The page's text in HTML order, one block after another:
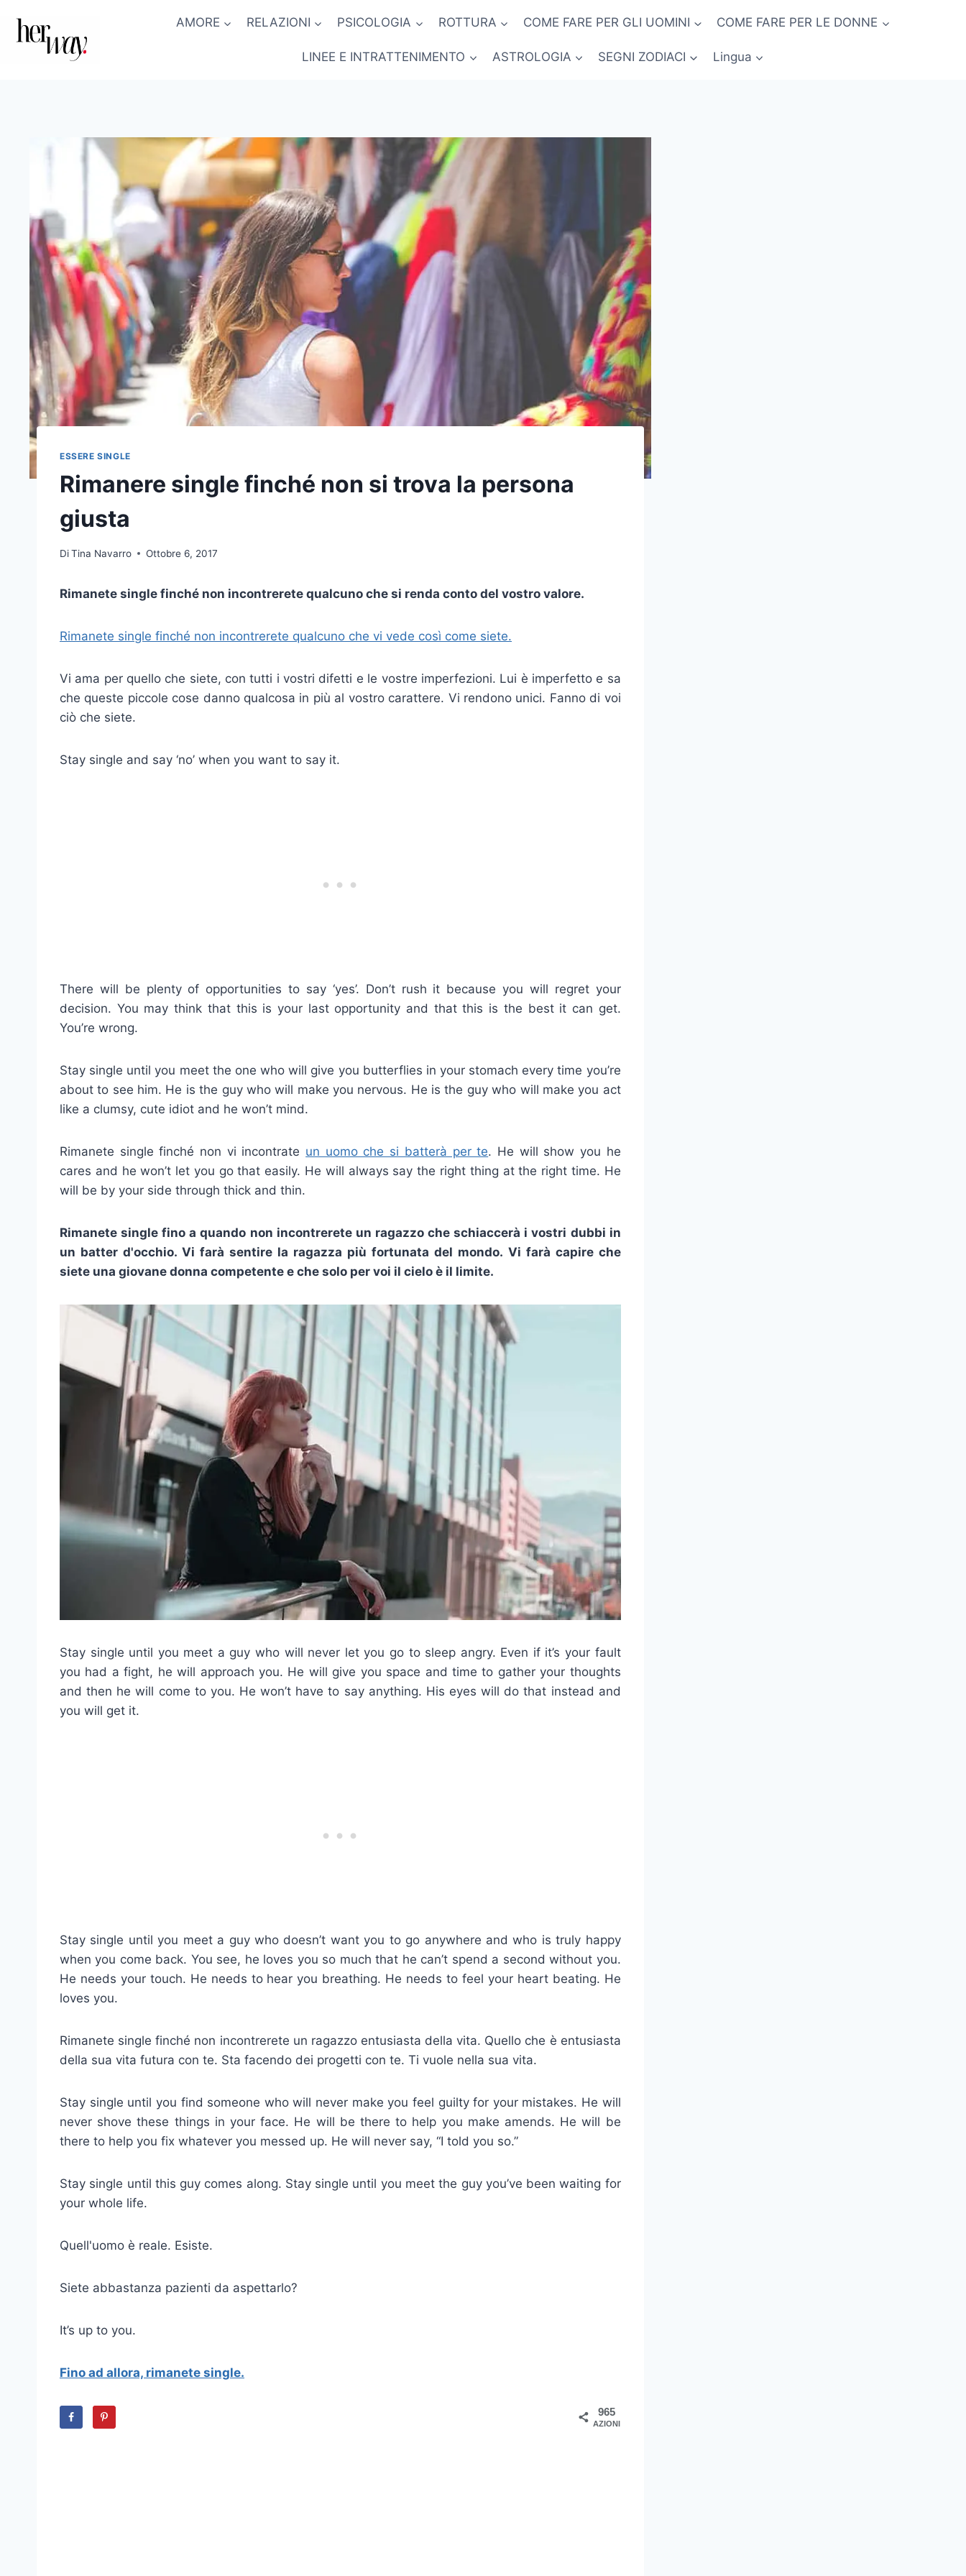
contenuto
AMORE RELAZIONI PSICOLOGIA ROTTURA COME FARE PER GLI UOMINI COME FARE PER LE DONNE
LINEE E INTRATTENIMENTO ASTROLOGIA SEGNI ZODIACI Lingua
ESSERE SINGLE
Rimanere single finché non si trova la persona
giusta
DiTina Navarro Ottobre 6, 2017
Rimanete single finché non incontrerete qualcuno che si renda conto del vostro valore.
Rimanete single finché non incontrerete qualcuno che vi vede così come siete.
Vi ama per quello che siete, con tutti i vostri difetti e le vostre imperfezioni. Lui è imperfetto e sa
che queste piccole cose danno qualcosa in più al vostro carattere. Vi rendono unici. Fanno di voi
ciò che siete.
Stay single and say ‘no’ when you want to say it.
There will be plenty of opportunities to say ‘yes’. Don’t rush it because you will regret your
decision. You may think that this is your last opportunity and that this is the best it can get.
You’re wrong.
Stay single until you meet the one who will give you butterflies in your stomach every time you’re
about to see him. He is the guy who will make you nervous. He is the guy who will make you act
like a clumsy, cute idiot and he won’t mind.
Rimanete single finché non vi incontrate un uomo che si batterà per te. He will show you he
cares and he won’t let you go that easily. He will always say the right thing at the right time. He
will be by your side through thick and thin.
Rimanete single fino a quando non incontrerete un ragazzo che schiaccerà i vostri dubbi in
un batter d'occhio. Vi farà sentire la ragazza più fortunata del mondo. Vi farà capire che
siete una giovane donna competente e che solo per voi il cielo è il limite.
Stay single until you meet a guy who will never let you go to sleep angry. Even if it’s your fault
you had a fight, he will approach you. He will give you space and time to gather your thoughts
and then he will come to you. He won’t have to say anything. His eyes will do that instead and
you will get it.
Stay single until you meet a guy who doesn’t want you to go anywhere and who is truly happy
when you come back. You see, he loves you so much that he can’t spend a second without you.
He needs your touch. He needs to hear you breathing. He needs to feel your heart beating. He
loves you.
Rimanete single finché non incontrerete un ragazzo entusiasta della vita. Quello che è entusiasta
della sua vita futura con te. Sta facendo dei progetti con te. Ti vuole nella sua vita.
Stay single until you find someone who will never make you feel guilty for your mistakes. He will
never shove these things in your face. He will be there to help you make amends. He will be
there to help you fix whatever you messed up. He will never say, “I told you so.”
Stay single until this guy comes along. Stay single until you meet the guy you’ve been waiting for
your whole life.
Quell'uomo è reale. Esiste.
Siete abbastanza pazienti da aspettarlo?
It’s up to you.
Fino ad allora, rimanete single.
965
AZIONI